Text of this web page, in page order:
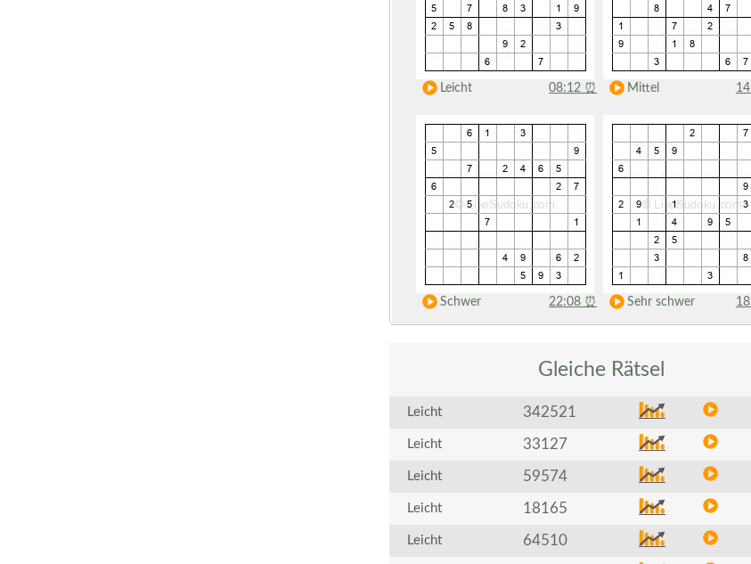
Leicht 08:12 ⏰ Mittel
Schwer 22:08 ⏰ Sehr schwer
Gleiche Rätsel
Leicht 342521
Leicht 33127
Leicht 59574
Leicht 18165
Leicht 64510